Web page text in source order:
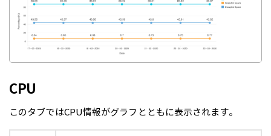
CPU
このタブではCPU情報がグラフとともに表示されます。